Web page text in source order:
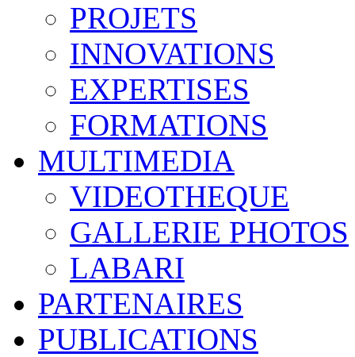
PROJETS
INNOVATIONS
EXPERTISES
FORMATIONS
MULTIMEDIA
VIDEOTHEQUE
GALLERIE PHOTOS
LABARI
PARTENAIRES
PUBLICATIONS